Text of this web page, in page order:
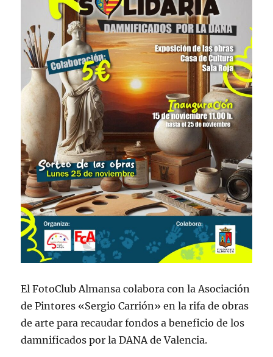
El FotoClub Almansa colabora con la Asociación
de Pintores «Sergio Carrión» en la rifa de obras
de arte para recaudar fondos a beneficio de los
damnificados por la DANA de Valencia.